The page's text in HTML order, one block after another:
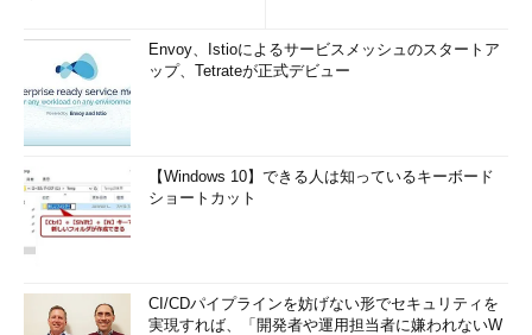
Envoy、Istioによるサービスメッシュのスタートア
ップ、Tetrateが正式デビュー
【Windows 10】できる人は知っているキーボード
ショートカット
CI/CDパイプラインを妨げない形でセキュリティを
実現すれば、「開発者や運用担当者に嫌われないW